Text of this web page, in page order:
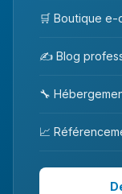
🛒 Boutique e-
✍️ Blog
🔧
📈